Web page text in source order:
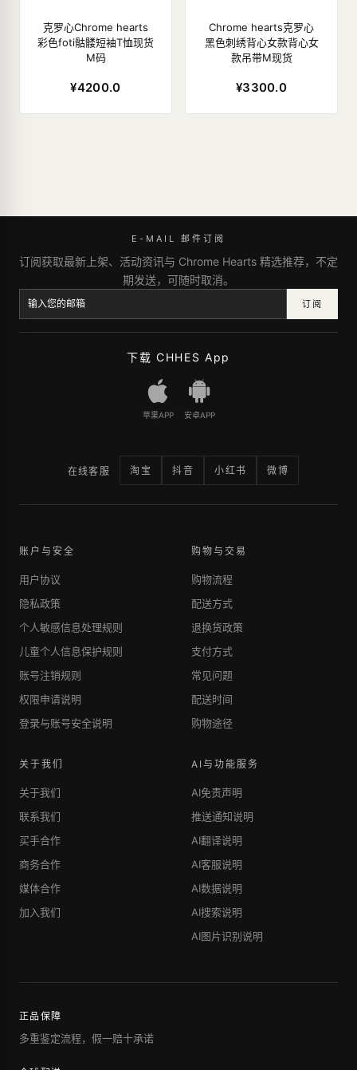
克罗心Chrome hearts
彩色foti骷髅短袖T恤现货
M码
¥4200.0
Chrome hearts克罗心
黑色刺绣背心女款背心女
款吊带M现货
¥3300.0
E-MAIL 邮件订阅
订阅获取最新上架、活动资讯与 Chrome Hearts 精选推荐，不定
期发送，可随时取消。
订阅
下载 CHHES App
苹果APP 安卓APP
在线客服 淘宝 抖音 小红书 微博
账户与安全
用户协议
隐私政策
个人敏感信息处理规则
儿童个人信息保护规则
账号注销规则
权限申请说明
登录与账号安全说明
购物与交易
购物流程
配送方式
退换货政策
支付方式
常见问题
配送时间
购物途径
关于我们
关于我们
联系我们
买手合作
商务合作
媒体合作
加入我们
AI与功能服务
AI免责声明
推送通知说明
AI翻译说明
AI客服说明
AI数据说明
AI搜索说明
AI图片识别说明
正品保障
多重鉴定流程，假一赔十承诺